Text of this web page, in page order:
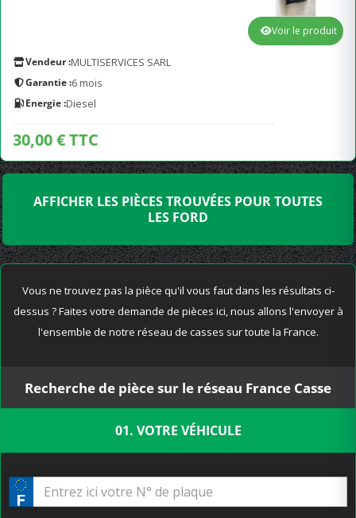
Vendeur :MULTISERVICES SARL
Garantie :6 mois
Energie :Diesel
30,00 € TTC
Voir le produit
AFFICHER LES PIÈCES TROUVÉES POUR TOUTES
LES FORD
Vous ne trouvez pas la pièce qu'il vous faut dans les résultats ci-
dessus ? Faites votre demande de pièces ici, nous allons l'envoyer à
l'ensemble de notre réseau de casses sur toute la France.
Recherche de pièce sur le réseau France Casse
01. VOTRE VÉHICULE